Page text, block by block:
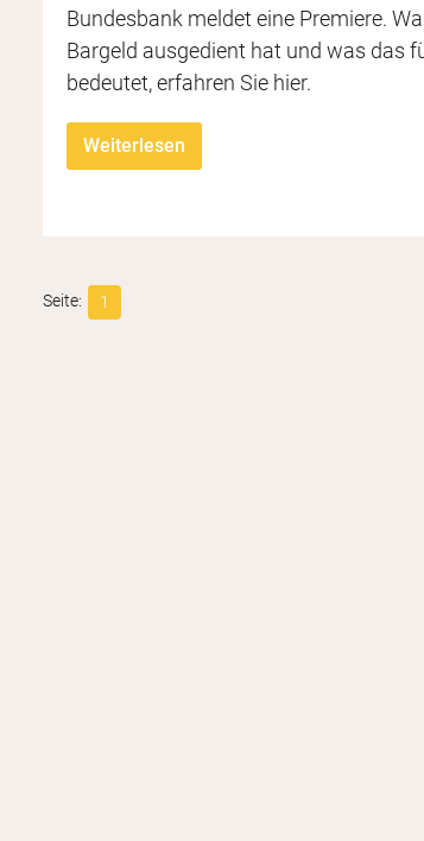
Bundesbank meldet eine Premiere.
Bargeld ausgedient hat und was das
bedeutet, erfahren Sie hier.
Weiterlesen
1